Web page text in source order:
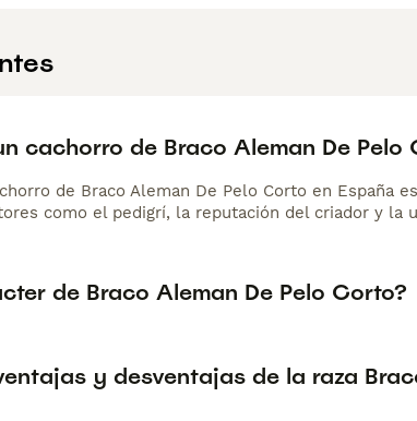
cachorro de Braco Aleman De Pelo
de Braco Aleman De Pelo Corto en España
como el pedigrí, la reputación del criador y la
de Braco Aleman De Pelo Corto?
y desventajas de la raza